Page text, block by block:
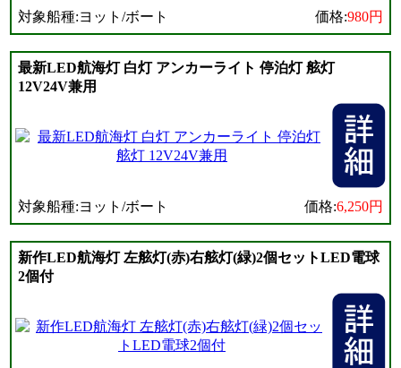
対象船種:ヨット/ボート 価格:980円
最新LED航海灯 白灯 アンカーライト 停泊灯 舷灯
12V24V兼用
対象船種:ヨット/ボート 価格:6,250円
新作LED航海灯 左舷灯(赤)右舷灯(緑)2個セットLED電球
2個付